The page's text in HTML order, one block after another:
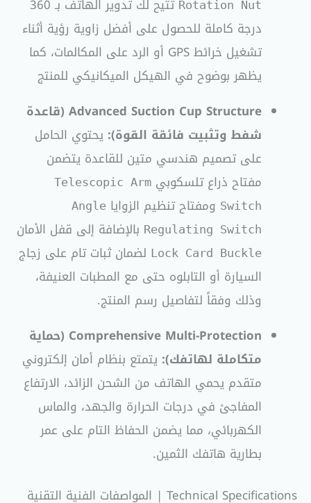
Rotation Nut
تتيح لك تدوير الهاتف بـ 360
درجة كاملة للحصول على أفضل زاوية رؤية أثناء
تشغيل خرائط GPS أو الرد على المكالمات، كما
يظهر بوضوح في الهيكل الميكانيكي للمنتج
Advanced Suction Cup Structure (قاعدة
شفط وتثبيت فائقة القوة): يحتوي الحامل
على تصميم هندسي متين للقاعدة يتضمن
مفتاح ذراع تلسكوبي Telescopic Arm
Switch ومفتاح تنظيم الزوايا Angle
Regulating Switch بالإضافة إلى قفل الأمان
Lock Card Buckle لضمان ثبات تام على زجاج
السيارة أو التابلوه حتى مع المطبات العنيفة،
وذلك وفقاً لتفاصيل رسم المنتج.
Comprehensive Multi-Protection (حماية
متكاملة لهاتفك): يتمتع بنظام أمان إلكتروني
متقدم يحمي الهاتف من الشحن الزائد، الارتفاع
المفاجئ في درجات الحرارة والجهد، والماس
الكهربائي، مما يضمن الحفاظ التام على عمر
بطارية هاتفك الثمين.
Technical Specifications | المواصفات الفنية التقنية